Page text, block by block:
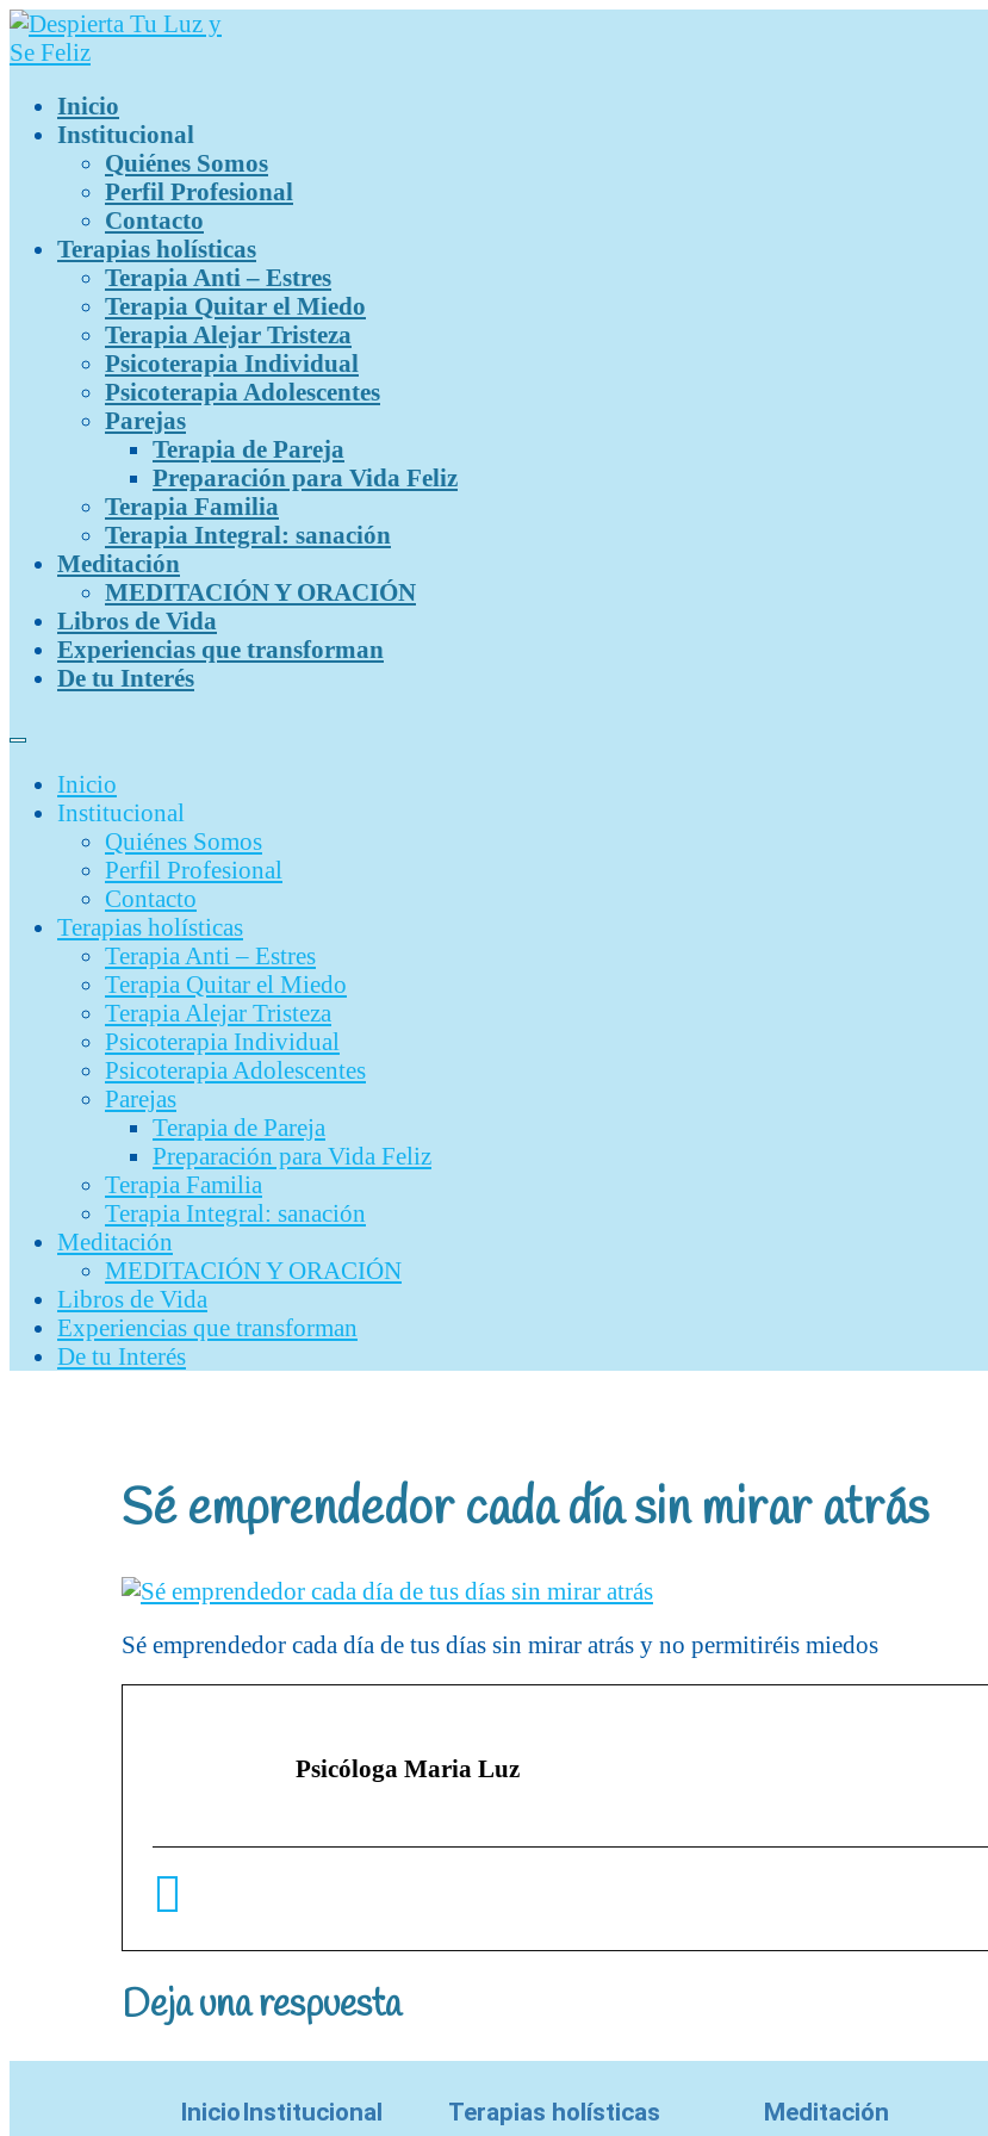
Inicio
Institucional
Quiénes Somos
Perfil Profesional
Contacto
Terapias holísticas
Terapia Anti – Estres
Terapia Quitar el Miedo
Terapia Alejar Tristeza
Psicoterapia Individual
Psicoterapia Adolescentes
Parejas
Terapia de Pareja
Preparación para Vida Feliz
Terapia Familia
Terapia Integral: sanación
Meditación
MEDITACIÓN Y ORACIÓN
Libros de Vida
Experiencias que transforman
De tu Interés
Inicio
Institucional
Quiénes Somos
Perfil Profesional
Contacto
Terapias holísticas
Terapia Anti – Estres
Terapia Quitar el Miedo
Terapia Alejar Tristeza
Psicoterapia Individual
Psicoterapia Adolescentes
Parejas
Terapia de Pareja
Preparación para Vida Feliz
Terapia Familia
Terapia Integral: sanación
Meditación
MEDITACIÓN Y ORACIÓN
Libros de Vida
Experiencias que transforman
De tu Interés
Sé emprendedor cada día sin mirar atrás
Sé emprendedor cada día de tus días sin mirar atrás y no permitiréis miedos
Psicóloga Maria Luz
Deja una respuesta
InicioInstitucional Terapias holísticas Meditación